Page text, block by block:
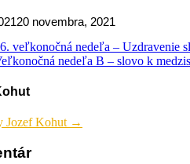
20 novembra, 2021
6. veľkonočná nedeľa – Uzdravenie
nedeľa B – slovo k
Jozef Kohut →